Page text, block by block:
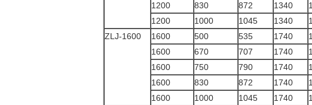
1200
830 872 1340
1200
1000 1045 1340
ZLJ-1600
1600 500 535 1740
1600
670 707 1740
1600
750 790 1740
1600
830 872 1740
1600
1000 1045 1740